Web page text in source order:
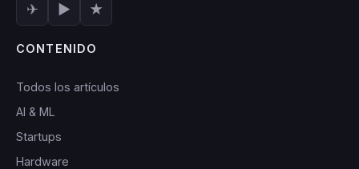
✈ ▶ ★
CONTENIDO
Todos los artículos
AI & ML
Startups
Hardware